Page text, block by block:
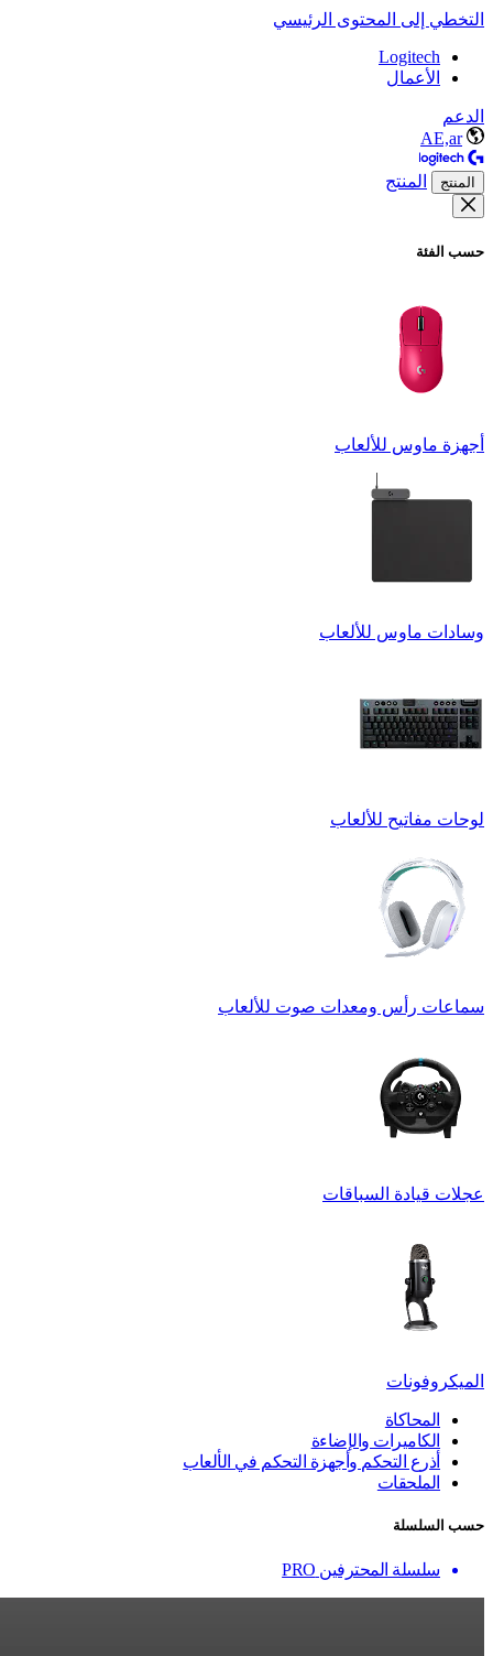
التخطي إلى المحتوى الرئيسي
Logitech
الأعمال
الدعم
AE,ar
المنتج المنتج
حسب الفئة
أجهزة ماوس للألعاب
وسادات ماوس للألعاب
لوحات مفاتيح للألعاب
سماعات رأس ومعدات صوت للألعاب
عجلات قيادة السباقات
الميكروفونات
المحاكاة
الكاميرات والإضاءة
أذرع التحكم وأجهزة التحكم في الألعاب
الملحقات
حسب السلسلة
سلسلة المحترفين PRO